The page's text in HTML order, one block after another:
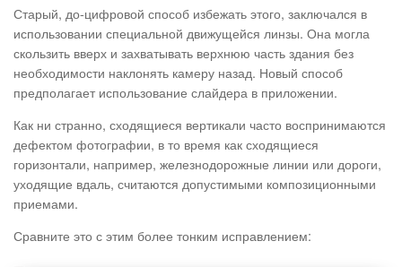
Старый, до-цифровой способ избежать этого, заключался в
использовании специальной движущейся линзы. Она могла
скользить вверх и захватывать верхнюю часть здания без
необходимости наклонять камеру назад. Новый способ
предполагает использование слайдера в приложении.
Как ни странно, сходящиеся вертикали часто воспринимаются
дефектом фотографии, в то время как сходящиеся
горизонтали, например, железнодорожные линии или дороги,
уходящие вдаль, считаются допустимыми композиционными
приемами.
Сравните это с этим более тонким исправлением: